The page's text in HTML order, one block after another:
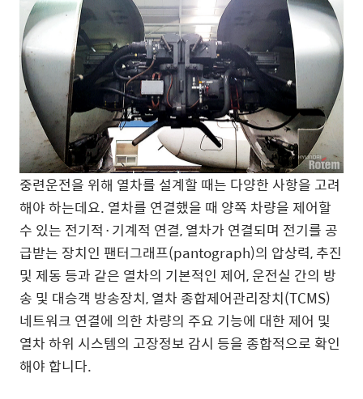
중련운전을 위해 열차를 설계할 때는 다양한 사항을 고려
해야 하는데요. 열차를 연결했을 때 양쪽 차량을 제어할
수 있는 전기적·기계적 연결, 열차가 연결되며 전기를 공
급받는 장치인 팬터그래프(pantograph)의 압상력, 추진
및 제동 등과 같은 열차의 기본적인 제어, 운전실 간의 방
송 및 대승객 방송장치, 열차 종합제어관리장치(TCMS)
네트워크 연결에 의한 차량의 주요 기능에 대한 제어 및
열차 하위 시스템의 고장정보 감시 등을 종합적으로 확인
해야 합니다.